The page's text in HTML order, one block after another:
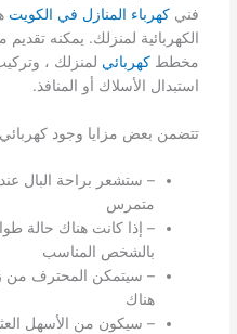
فني كهرباء المنازل في الكويت
الكهربائية لمنزلك. يمكنه
مخطط كهربائي لمنزلك ،
استبدال الأسلاك أو المنافذ.
تتضمن بعض مزايا وجود
– ستشعر براحة البال
متمرس
– إذا كانت هناك حالة
بالشخص المناسب
– سيتمكن المحترف من
هناك
– سيكون من الأسهل